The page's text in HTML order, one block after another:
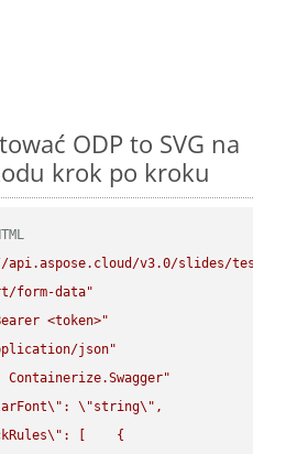
ODP to SVG na
krok po kroku
v3.0/slides/test-
form-data"
<token>"
json"
\" : \"string\" ,
\" : [    {